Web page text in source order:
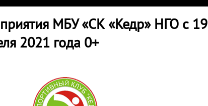
МБУ «СК «Кедр» НГО с 19
2021 года 0+